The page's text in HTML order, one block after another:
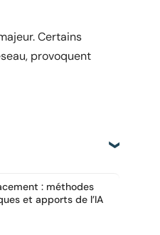
Certains
provoquent
: méthodes
et apports de l’IA